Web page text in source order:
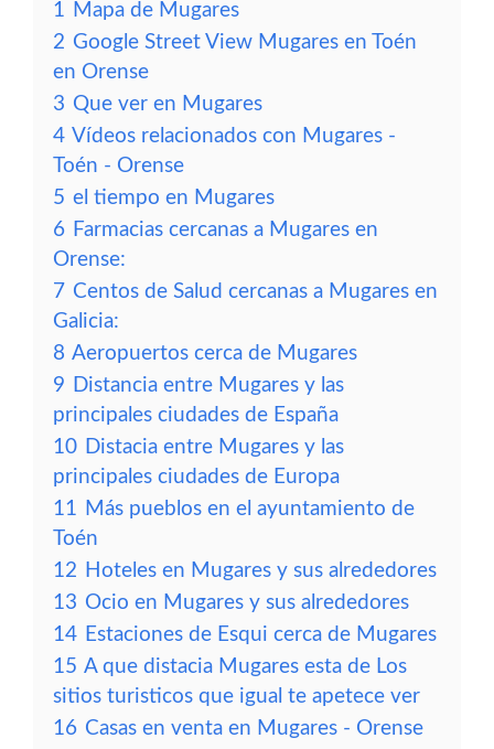
1 Mapa de Mugares
2 Google Street View Mugares en Toén
en Orense
3 Que ver en Mugares
4 Vídeos relacionados con Mugares -
Toén - Orense
5 el tiempo en Mugares
6 Farmacias cercanas a Mugares en
Orense:
7 Centos de Salud cercanas a Mugares en
Galicia:
8 Aeropuertos cerca de Mugares
9 Distancia entre Mugares y las
principales ciudades de España
10 Distacia entre Mugares y las
principales ciudades de Europa
11 Más pueblos en el ayuntamiento de
Toén
12 Hoteles en Mugares y sus alrededores
13 Ocio en Mugares y sus alrededores
14 Estaciones de Esqui cerca de Mugares
15 A que distacia Mugares esta de Los
sitios turisticos que igual te apetece ver
16 Casas en venta en Mugares - Orense